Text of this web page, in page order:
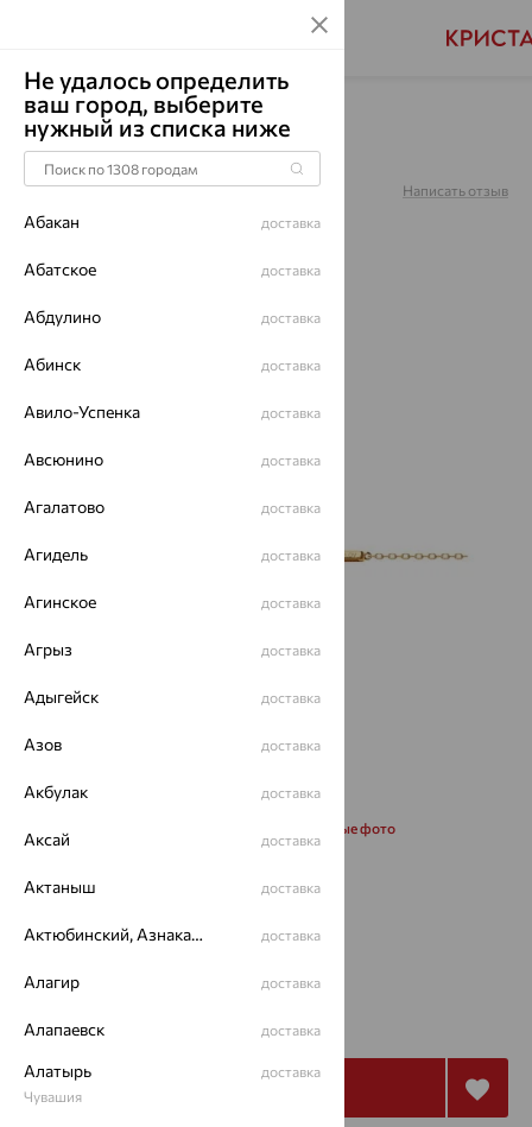
Главная Каталог Браслеты декоративные
Браслет, золото, 051241
Артикул:051241 Написать отзыв
Запросить дополнительные фото
Размеры:
17
от 22 548 62 632₽
Купить
Не удалось определить
ваш город, выберите
нужный из списка ниже
Абакан доставка
Абатское доставка
Абдулино доставка
Абинск доставка
Авило-Успенка доставка
Авсюнино доставка
Агалатово доставка
Агидель доставка
Агинское доставка
Агрыз доставка
Адыгейск доставка
Азов доставка
Акбулак доставка
Аксай доставка
Актаныш доставка
Актюбинский, Азнакаевский район доставка
Алагир доставка
Алапаевск доставка
Алатырь
Чувашия
доставка